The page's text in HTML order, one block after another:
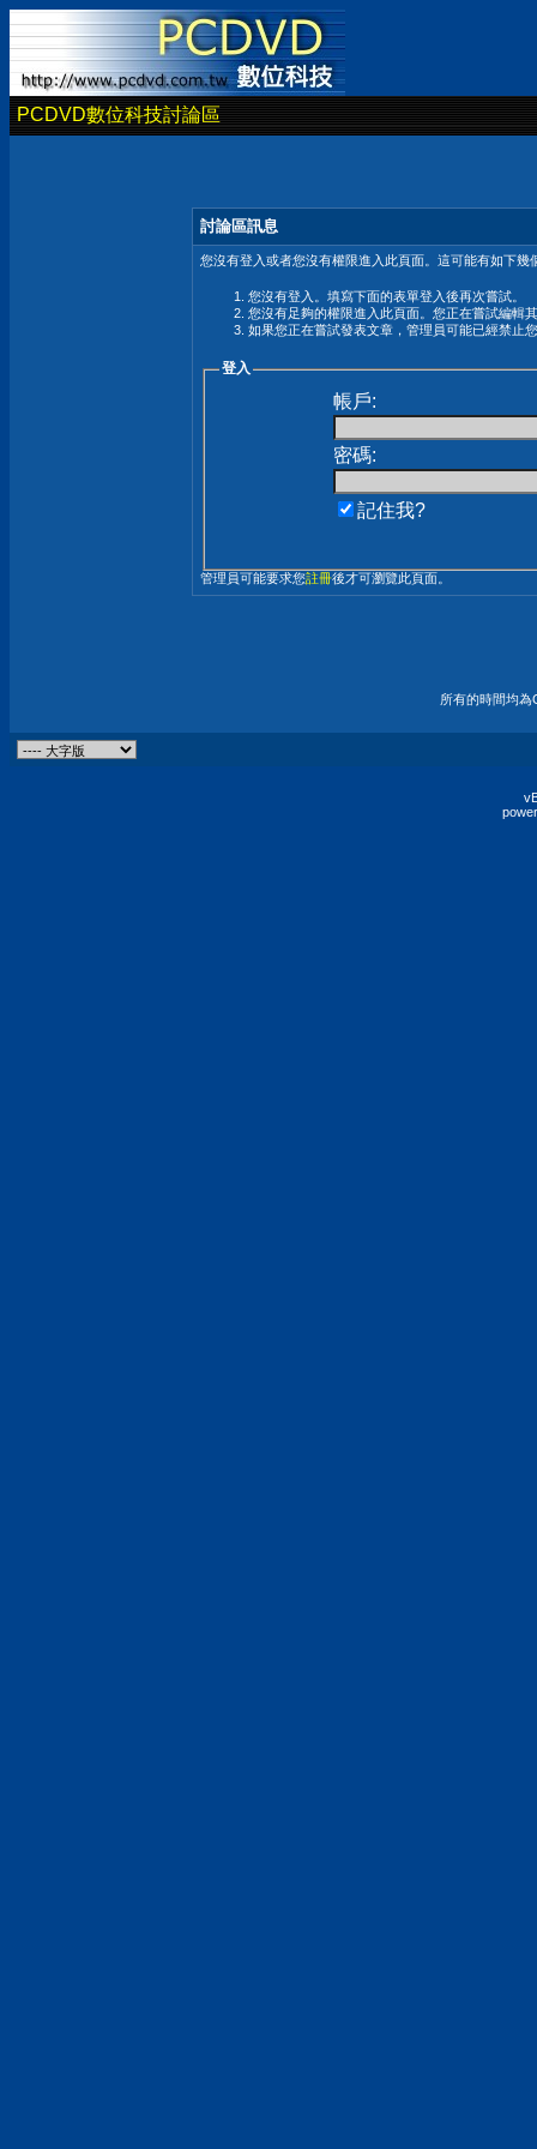
PCDVD數位科技討論區
討論區訊息
您沒有登入或者您沒有權限進入此頁面。這可能有如下幾
您沒有登入。填寫下面的表單登入後再次嘗試。
您沒有足夠的權限進入此頁面。您正在嘗試編輯
如果您正在嘗試發表文章，管理員可能已經禁止
登入
帳戶:
密碼:
記住我?
管理員可能要求您註冊後才可瀏覽此頁面。
所有的時間均為